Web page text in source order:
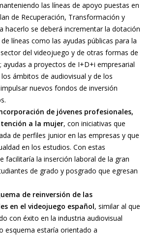
las líneas de apoyo puestas en
de Recuperación, Transformación y
hacerlo se deberá incrementar la dotación
líneas como las ayudas públicas para la
del videojuego y de otras formas de
ayudas a proyectos de I+D+i empresarial
ámbitos de audiovisual y de los
nuevos fondos de inversión
de jóvenes profesionales,
a la mujer, con iniciativas que
de perfiles junior en las empresas y que
en los estudios. Con estas
facilitaría la inserción laboral de la gran
de grado y posgrado que egresan
de reinversión de las
en el videojuego español, similar al que
con éxito en la industria audiovisual
esquema estaría orientado a